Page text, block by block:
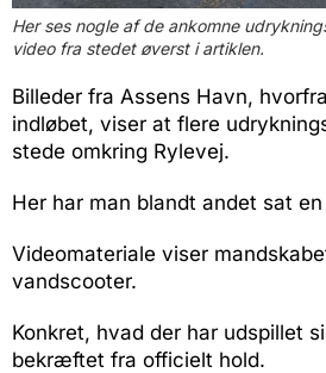
Her ses nogle af de ankomne
video fra stedet øverst i artiklen.
Billeder fra Assens Havn,
indløbet, viser at flere
stede omkring Rylevej.
Her har man blandt andet sat
Videomateriale viser
vandscooter.
Konkret, hvad der har udspillet
bekræftet fra officielt hold.